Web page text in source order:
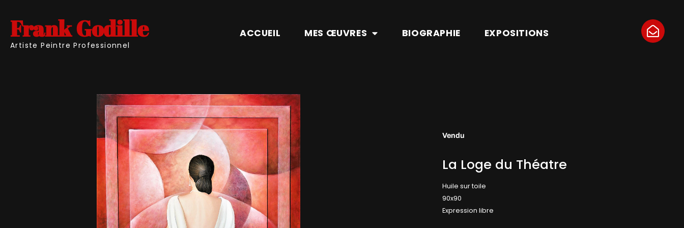
Frank Godille
Artiste Peintre Professionnel
ACCUEIL MES ŒUVRES BIOGRAPHIE EXPOSITIONS
Vendu
La Loge du Théatre
Huile sur toile
90x90
Expression libre